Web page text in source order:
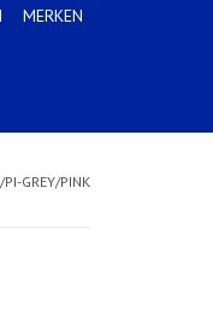
MERKEN
PI-GREY/PINK